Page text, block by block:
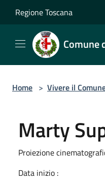
Regione Toscana
Comune
Home > Vivere il
Marty
Proiezione
Data inizio :